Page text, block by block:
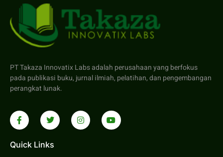
PT Takaza Innovatix Labs adalah perusahaan yang berfokus
pada publikasi buku, jurnal ilmiah, pelatihan, dan pengembangan
perangkat lunak.
Quick Links